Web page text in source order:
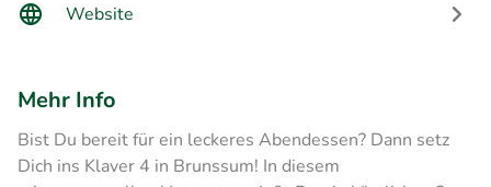
Website
Mehr Info
Bist Du bereit für ein leckeres Abendessen? Dann setz
Dich ins Klaver 4 in Brunssum! In diesem